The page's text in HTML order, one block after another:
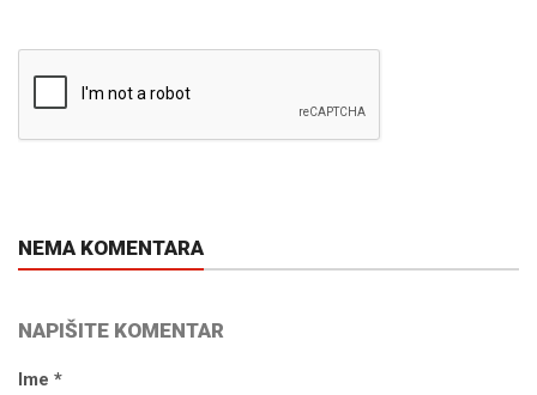
NEMA KOMENTARA
NAPIŠITE KOMENTAR
Ime *